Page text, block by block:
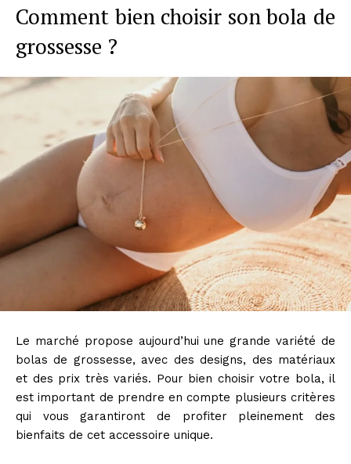
Comment bien choisir son bola de
grossesse ?
Le marché propose aujourd’hui une grande variété de
bolas de grossesse, avec des designs, des matériaux
et des prix très variés. Pour bien choisir votre bola, il
est important de prendre en compte plusieurs critères
qui vous garantiront de profiter pleinement des
bienfaits de cet accessoire unique.